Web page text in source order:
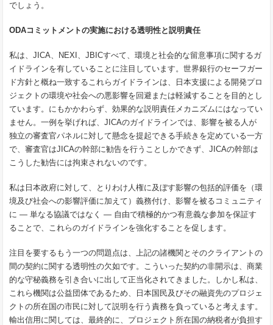
でしょう。
ODAコミットメントの実施における透明性と説明責任
私は、JICA、NEXI、JBICすべて、環境と社会的な留意事項に関するガ
イドラインを有していることに注目しています。世界銀行のセーフガー
ド方針と概ね一致するこれらガイドラインは、日本支援による開発プロ
ジェクトの環境や社会への悪影響を回避または軽減することを目的とし
ています。にもかかわらず、効果的な説明責任メカニズムにはなってい
ません。一例を挙げれば、JICAのガイドラインでは、影響を被る人が
独立の審査官パネルに対して懸念を提起できる手続きを定めている一方
で、審査官はJICAの幹部に勧告を行うことしかできず、JICAの幹部は
こうした勧告には拘束されないのです。
私は日本政府に対して、とりわけ人権に及ぼす影響の包括的評価を（環
境及び社会への影響評価に加えて）義務付け、影響を被るコミュニティ
に ― 単なる協議ではなく ― 自由で積極的かつ有意義な参加を保証す
ることで、これらのガイドラインを強化することを促します。
注目を要するもう一つの問題点は、上記の諸機関とそのクライアントの
間の契約に関する透明性の欠如です。こういった契約の非開示は、商業
的な守秘義務を引き合いに出して正当化されてきました。しかし私は、
これら機関は公益団体であるため、日本国民及びその融資先のプロジェ
クトの所在国の市民に対して説明を行う責務を負っていると考えます。
輸出信用に関しては、最終的に、プロジェクト所在国の納税者が負担す